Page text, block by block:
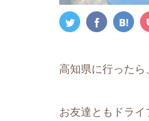
高知県に行ったら
お友達ともドライ